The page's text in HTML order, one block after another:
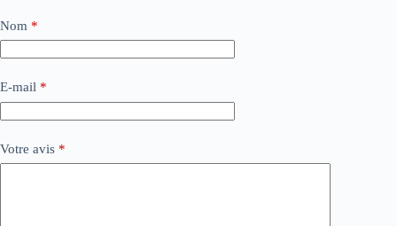
Nom *
E-mail *
Votre avis *